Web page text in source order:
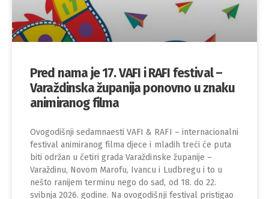
Pred nama je 17. VAFI i RAFI festival –
Varaždinska županija ponovno u znaku
animiranog filma
Ovogodišnji sedamnaesti VAFI & RAFI – internacionalni
festival animiranog filma djece i mladih treći će puta
biti održan u četiri grada Varaždinske županije –
Varaždinu, Novom Marofu, Ivancu i Ludbregu i to u
nešto ranijem terminu nego do sad, od 18. do 22.
svibnja 2026. godine. Na ovogodišnji festival pristigao